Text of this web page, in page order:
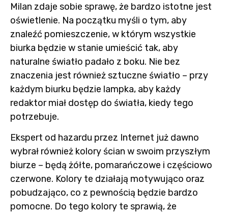
Milan zdaje sobie sprawę, że bardzo istotne jest
oświetlenie. Na początku myśli o tym, aby
znaleźć pomieszczenie, w którym wszystkie
biurka będzie w stanie umieścić tak, aby
naturalne światło padało z boku. Nie bez
znaczenia jest również sztuczne światło – przy
każdym biurku będzie lampka, aby każdy
redaktor miał dostęp do światła, kiedy tego
potrzebuje.
Ekspert od hazardu przez Internet już dawno
wybrał również kolory ścian w swoim przyszłym
biurze – będą żółte, pomarańczowe i częściowo
czerwone. Kolory te działają motywująco oraz
pobudzająco, co z pewnością będzie bardzo
pomocne. Do tego kolory te sprawią, że